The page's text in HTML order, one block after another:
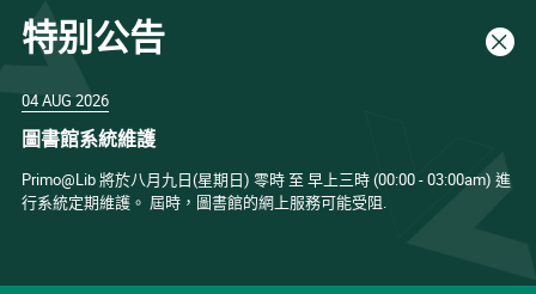
特别公告 關閉
04 AUG 2026
圖書館系統維護
Primo@Lib 將於八月九日(星期日) 零時 至 早上三時 (00:00 - 03:00am) 進
行系統定期維護。 屆時，圖書館的網上服務可能受阻.